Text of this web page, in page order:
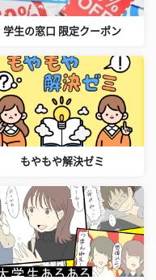
学生の窓口 限定クーポン
もやもや解決ゼミ